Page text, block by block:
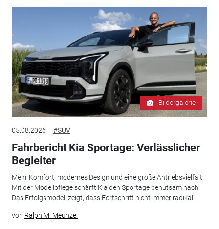
Bildergalerie
05.08.2026 #SUV
Fahrbericht Kia Sportage: Verlässlicher
Begleiter
Mehr Komfort, modernes Design und eine große Antriebsvielfalt:
Mit der Modellpflege schärft Kia den Sportage behutsam nach.
Das Erfolgsmodell zeigt, dass Fortschritt nicht immer radikal...
von Ralph M. Meunzel